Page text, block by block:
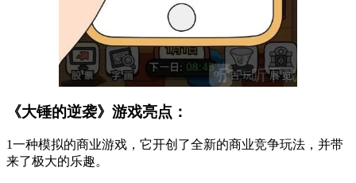
《大锤的逆袭》游戏亮点：
1一种模拟的商业游戏，它开创了全新的商业竞争玩法，并带
来了极大的乐趣。